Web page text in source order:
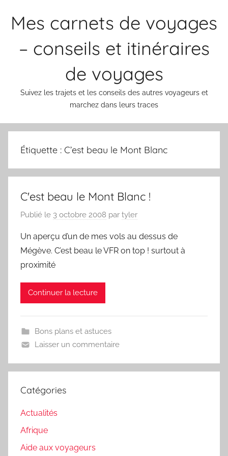
Mes carnets de voyages
– conseils et itinéraires
de voyages
Suivez les trajets et les conseils des autres voyageurs et
marchez dans leurs traces
Étiquette : C’est beau le Mont Blanc
C'est beau le Mont Blanc !
Publié le 3 octobre 2008 par tyler
Un aperçu d’un de mes vols au dessus de
Mégève. C’est beau le VFR on top ! surtout à
proximité
Continuer la lecture
Bons plans et astuces
Laisser un commentaire
Catégories
Actualités
Afrique
Aide aux voyageurs